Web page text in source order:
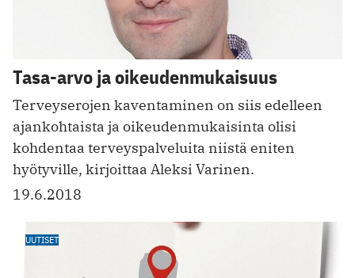
Tasa-arvo ja oikeudenmukaisuus
Terveyserojen kaventaminen on siis edelleen
ajankohtaista ja oikeudenmukaisinta olisi
kohdentaa terveyspalveluita niistä eniten
hyötyville, kirjoittaa Aleksi Varinen.
19.6.2018
UUTISET